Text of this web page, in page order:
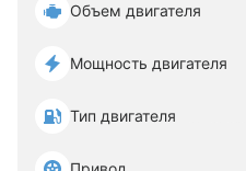
Объем двигателя
Мощность двигателя
Тип двигателя